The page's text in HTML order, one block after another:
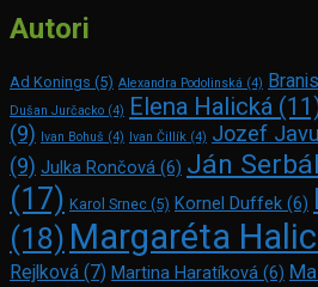
Autori
Ad Konings (5) Alexandra Podolinská (4)
Dušan Jurčacko (4) Elena Halická
(9) Ivan Bohuš (4) Ivan Čillík (4) Jozef
(9) Julka Rončová (6) Ján
(17) Karol Srnec (5) Kornel Duffek (6)
(18) Margaréta
Rejlková (7) Martina Haratíková (6)